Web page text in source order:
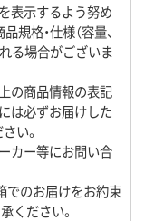
表示するよう努め
規格・仕様（容量、
る場合がございま
の商品情報の表記
は必ずお届けした
い。
カー等にお問い合
でのお届けをお約束
ください。